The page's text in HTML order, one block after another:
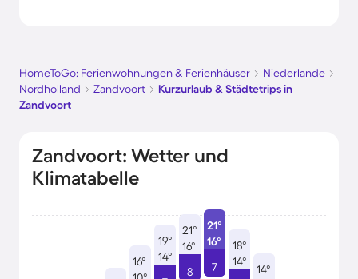
HomeToGo: Ferienwohnungen & Ferienhäuser
Niederlande
Nordholland
Zandvoort
Kurzurlaub & Städtetrips in
Zandvoort
Zandvoort: Wetter und
Klimatabelle
16°
19°
14°
21°
16°
8
21°
16°
7
18°
14°
14°